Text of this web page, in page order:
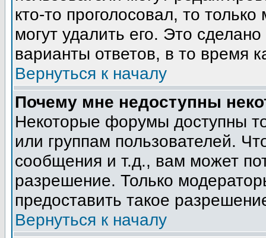
кто-то проголосовал, то
могут удалить его. Это
варианты ответов, в то время
Вернуться к началу
Почему мне недоступны
Некоторые форумы доступны
или группам пользователей.
сообщения и т.д., вам может
разрешение. Только
предоставить такое
Вернуться к началу